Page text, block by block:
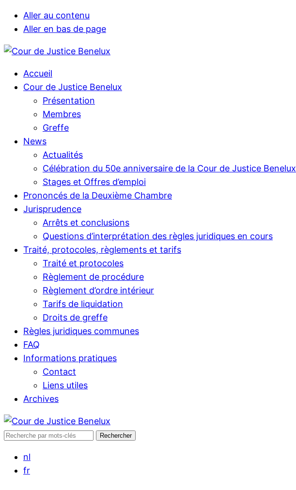
Aller au contenu
Aller en bas de page
Accueil
Cour de Justice Benelux
Présentation
Membres
Greffe
News
Actualités
Célébration du 50e anniversaire de la Cour de Justice Benelux
Stages et Offres d’emploi
Prononcés de la Deuxième Chambre
Jurisprudence
Arrêts et conclusions
Questions d’interprétation des règles juridiques en cours
Traité, protocoles, règlements et tarifs
Traité et protocoles
Règlement de procédure
Règlement d’ordre intérieur
Tarifs de liquidation
Droits de greffe
Règles juridiques communes
FAQ
Informations pratiques
Contact
Liens utiles
Archives
Rechercher : Rechercher
nl
fr